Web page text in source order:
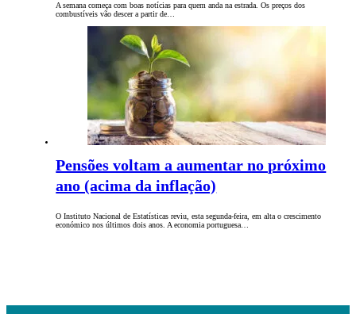
A semana começa com boas notícias para quem anda na estrada. Os preços dos
combustíveis vão descer a partir de…
Pensões voltam a aumentar no próximo
ano (acima da inflação)
O Instituto Nacional de Estatísticas reviu, esta segunda-feira, em alta o crescimento
económico nos últimos dois anos. A economia portuguesa…